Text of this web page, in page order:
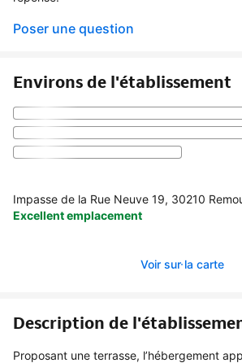
Poser une question
Environs de l'établissement
Impasse de la Rue Neuve 19, 30210
Excellent emplacement
Voir sur la carte
Description de
Proposant une terrasse, l’hébergement